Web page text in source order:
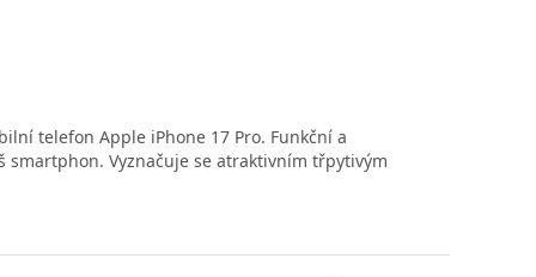
telefon Apple iPhone 17 Pro. Funkční a
smartphon. Vyznačuje se atraktivním třpytivým